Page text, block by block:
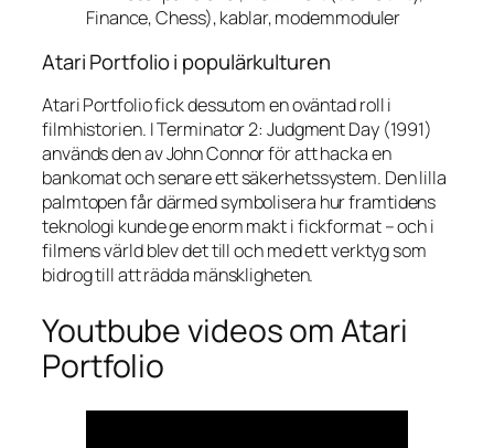
Finance, Chess), kablar, modemmoduler
Atari Portfolio i populärkulturen
Atari Portfolio fick dessutom en oväntad roll i
filmhistorien. ITerminator 2: Judgment Day(1991)
används den av John Connor för att hacka en
bankomat och senare ett säkerhetssystem. Den lilla
palmtopen får därmed symbolisera hur framtidens
teknologi kunde ge enorm makt i fickformat – och i
filmens värld blev det till och med ett verktyg som
bidrog till att rädda mänskligheten.
Youtbube videos om Atari
Portfolio